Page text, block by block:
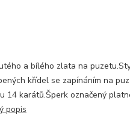
a bílého zlata na
křídel se zapínáním na
14 karátů.Šperk označený
popis